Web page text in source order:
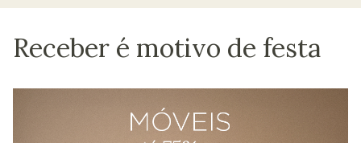
Receber é motivo de festa